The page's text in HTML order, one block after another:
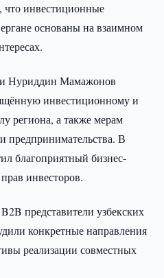
что инвестиционные
основаны на взаимном
Нуриддин Мамажонов
инвестиционному и
региона, а также мерам
предпринимательства. В
благоприятный бизнес-
инвесторов.
представители узбекских
конкретные направления
реализации совместных